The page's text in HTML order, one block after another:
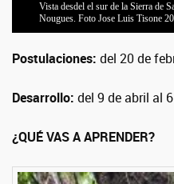
Vista desdel el sur de la Sierra de
Nougues. Foto Jose Luis Tisone
Postulaciones: del 20 de
Desarrollo: del 9 de abril al
¿QUÉ VAS A APRENDER?